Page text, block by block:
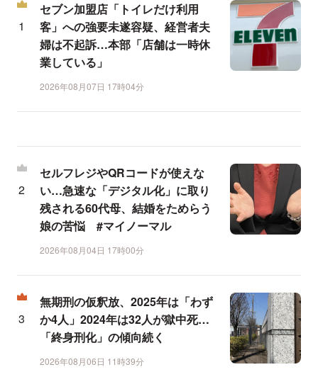
セブン加盟店「トイレだけ利用
客」への強要未遂容疑、経営者夫
婦は不起訴…本部「店舗は一時休
業している」
2026年08月07日 17時04分
セルフレジやQRコードが使えな
い…急速な「デジタル化」に取り
残される60代母、結婚をためらう
娘の苦悩 #マイノーマル
2026年08月04日 17時00分
無期刑の仮釈放、2025年は「わず
か4人」2024年は32人が獄中死…
「終身刑化」の傾向続く
2026年08月06日 11時39分